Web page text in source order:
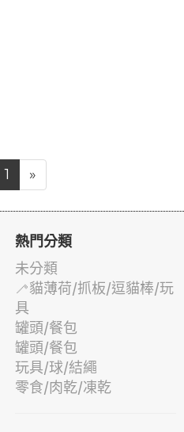
1 »
熱門分類
未分類
🦯貓薄荷/抓板/逗貓棒/玩
具
罐頭/餐包
罐頭/餐包
玩具/球/結繩
零食/肉乾/凍乾